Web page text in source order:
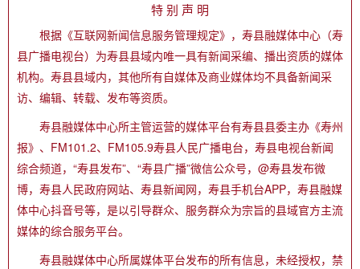
特 别 声 明
根据《互联网新闻信息服务管理规定》，寿县融媒体中心（寿
县广播电视台）为寿县县域内唯一具有新闻采编、播出资质的媒体
机构。寿县县域内，其他所有自媒体及商业媒体均不具备新闻采
访、编辑、转载、发布等资质。
寿县融媒体中心所主管运营的媒体平台有寿县县委主办《寿州
报》、FM101.2、FM105.9寿县人民广播电台，寿县电视台新闻
综合频道，“寿县发布”、“寿县广播”微信公众号，@寿县发布微
博，寿县人民政府网站、寿县新闻网，寿县手机台APP，寿县融媒
体中心抖音号等，是以引导群众、服务群众为宗旨的县域官方主流
媒体的综合服务平台。
寿县融媒体中心所属媒体平台发布的所有信息，未经授权，禁